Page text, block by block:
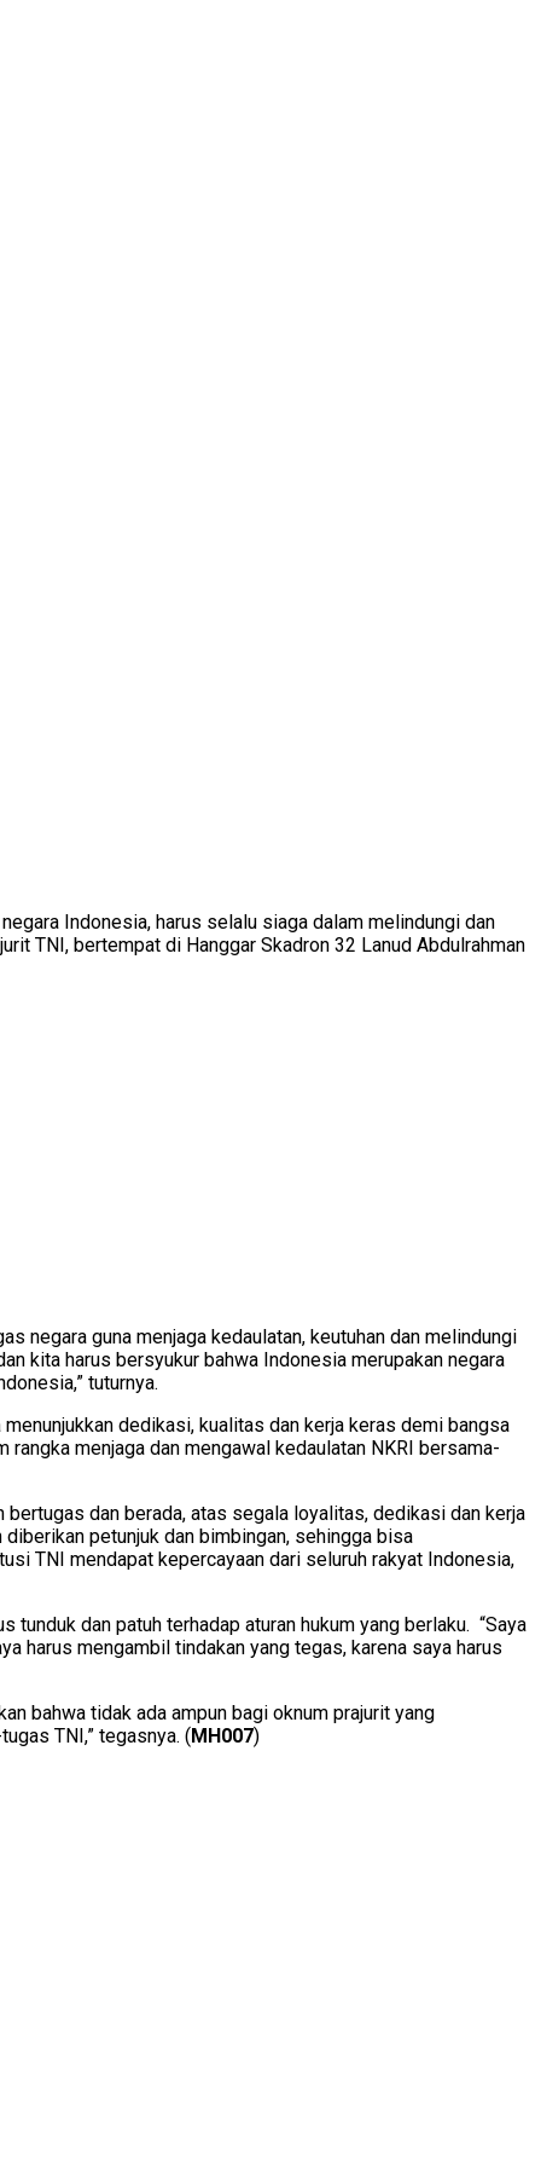
Indonesia, harus selalu siaga dalam melindungi dan
TNI, bertempat di Hanggar Skadron 32 Lanud Abdulrahman
negara guna menjaga kedaulatan, keutuhan dan melindungi
kita harus bersyukur bahwa Indonesia merupakan negara
tuturnya.
dedikasi, kualitas dan kerja keras demi bangsa
menjaga dan mengawal kedaulatan NKRI bersama-
dan berada, atas segala loyalitas, dedikasi dan kerja
petunjuk dan bimbingan, sehingga bisa
TNI mendapat kepercayaan dari seluruh rakyat Indonesia,
dan patuh terhadap aturan hukum yang berlaku. “Saya
harus mengambil tindakan yang tegas, karena saya harus
bahwa tidak ada ampun bagi oknum prajurit yang
TNI,” tegasnya. ( MH007)